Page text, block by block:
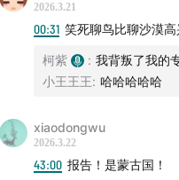
李忠秋老师：这种鸟的语
《日知录》听友群现已正式
并提交100字以内入群申请
2026.3.21
00:31 笑死聊鸟比聊沙漠高
柯紫 : 我背叛了我的
小王王王: 哈哈哈哈哈
xiaodongwu
2026.3.22
43:00 报告！是蒙古国！